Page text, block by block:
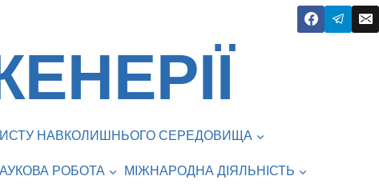
НАВКОЛИШНЬОГО СЕРЕДОВИЩА
РОБОТА МІЖНАРОДНА ДІЯЛЬНІСТЬ